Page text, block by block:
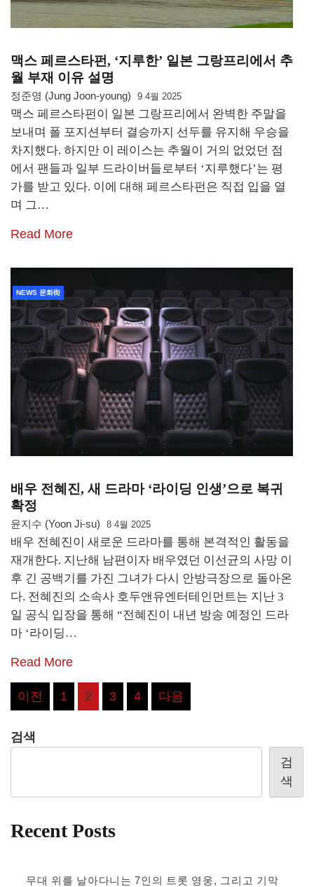
맥스 페르스타펀, ‘지루한’ 일본 그랑프리에서 추
월 부재 이유 설명
정준영 (Jung Joon-young) 9 4월 2025
맥스 페르스타펀이 일본 그랑프리에서 완벽한 주말을
보내며 폴 포지션부터 결승까지 선두를 유지해 우승을
차지했다. 하지만 이 레이스는 추월이 거의 없었던 점
에서 팬들과 일부 드라이버들로부터 ‘지루했다’는 평
가를 받고 있다. 이에 대해 페르스타펀은 직접 입을 열
며 그…
Read More
NEWS 문화街
배우 전혜진, 새 드라마 ‘라이딩 인생’으로 복귀
확정
윤지수 (Yoon Ji-su) 8 4월 2025
배우 전혜진이 새로운 드라마를 통해 본격적인 활동을
재개한다. 지난해 남편이자 배우였던 이선균의 사망 이
후 긴 공백기를 가진 그녀가 다시 안방극장으로 돌아온
다. 전혜진의 소속사 호두앤유엔터테인먼트는 지난 3
일 공식 입장을 통해 “전혜진이 내년 방송 예정인 드라
마 ‘라이딩…
Read More
글
이
매
김
이전 1 2 3 4 다음
검색
검
색
Recent Posts
무대 위를 날아다니는 7인의 트롯 영웅, 그리고 기막